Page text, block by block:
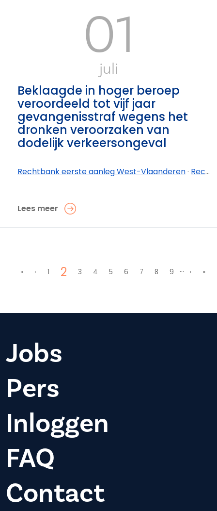
01
juli
Beklaagde in hoger beroep
veroordeeld tot vijf jaar
gevangenisstraf wegens het
dronken veroorzaken van
dodelijk verkeersongeval
Rechtbank eerste aanleg West-Vlaanderen· Rechtbank eerste aanleg West-Vlaanderen - afdeling Brugge
Lees meer
Paginering
Eerste pagina
« Vorige pagina
‹ Page
1 Huidige pagina
2 Page
3 Page
4 Page
5 Page
6 Page
7 Page
8 Page
9 … › »
Jobs
Pers
Inloggen
FAQ
Contact